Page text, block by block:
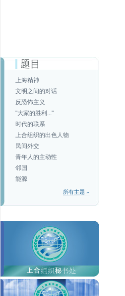
题目
上海精神
文明之间的对话
反恐怖主义
"大家的胜利..."
时代的联系
上合组织的出色人物
民间外交
青年人的主动性
邻国
能源
所有主题 »